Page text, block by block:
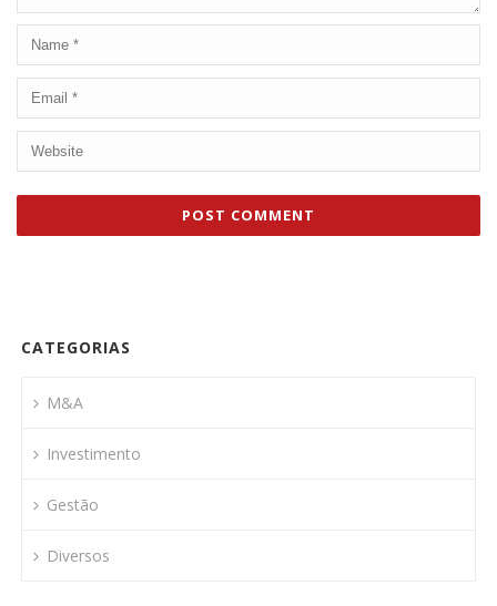
CATEGORIAS
M&A
Investimento
Gestão
Diversos